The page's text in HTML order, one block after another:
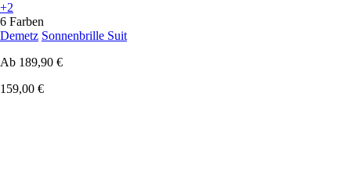
+2
6 Farben
Demetz Sonnenbrille Suit
Ab 189,90 €
159,00 €